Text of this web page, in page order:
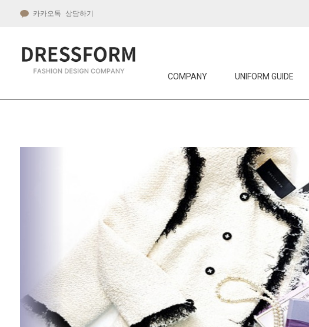
카카오톡 상담하기
COMPANY UNIFORM GUIDE